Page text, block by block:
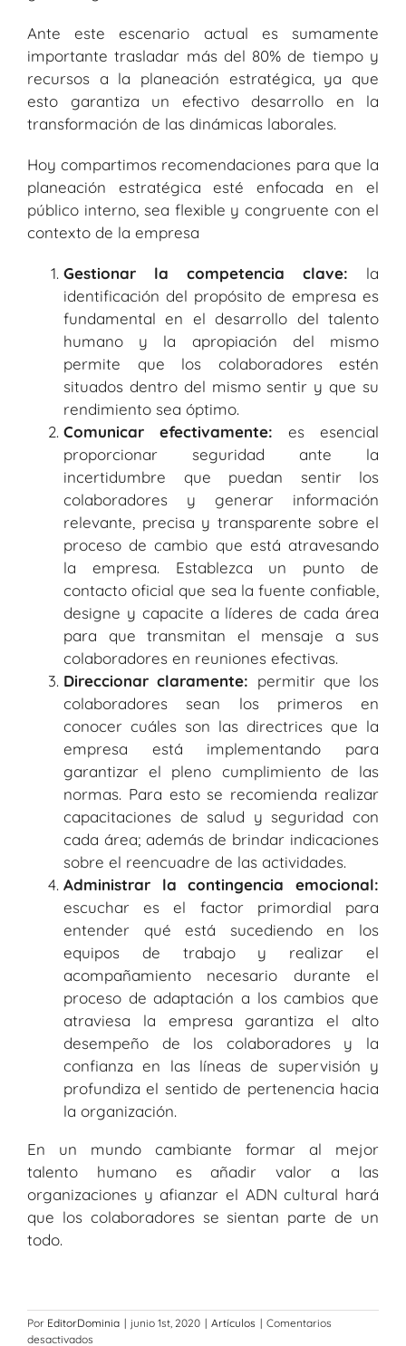
Ante este escenario actual es sumamente
importante trasladar más del 80% de tiempo y
recursos a la planeación estratégica, ya que
esto garantiza un efectivo desarrollo en la
transformación de las dinámicas laborales.
Hoy compartimos recomendaciones para que la
planeación estratégica esté enfocada en el
público interno, sea flexible y congruente con el
contexto de la empresa
Gestionar la competencia clave: la
identificación del propósito de empresa es
fundamental en el desarrollo del talento
humano y la apropiación del mismo
permite que los colaboradores estén
situados dentro del mismo sentir y que su
rendimiento sea óptimo.
Comunicar efectivamente: es esencial
proporcionar seguridad ante la
incertidumbre que puedan sentir los
colaboradores y generar información
relevante, precisa y transparente sobre el
proceso de cambio que está atravesando
la empresa. Establezca un punto de
contacto oficial que sea la fuente confiable,
designe y capacite a líderes de cada área
para que transmitan el mensaje a sus
colaboradores en reuniones efectivas.
Direccionar claramente: permitir que los
colaboradores sean los primeros en
conocer cuáles son las directrices que la
empresa está implementando para
garantizar el pleno cumplimiento de las
normas. Para esto se recomienda realizar
capacitaciones de salud y seguridad con
cada área; además de brindar indicaciones
sobre el reencuadre de las actividades.
Administrar la contingencia emocional:
escuchar es el factor primordial para
entender qué está sucediendo en los
equipos de trabajo y realizar el
acompañamiento necesario durante el
proceso de adaptación a los cambios que
atraviesa la empresa garantiza el alto
desempeño de los colaboradores y la
confianza en las líneas de supervisión y
profundiza el sentido de pertenencia hacia
la organización.
En un mundo cambiante formar al mejor
talento humano es añadir valor a las
organizaciones y afianzar el ADN cultural hará
que los colaboradores se sientan parte de un
todo.
Por EditorDominia | junio 1st, 2020 | Artículos | Comentarios
desactivados